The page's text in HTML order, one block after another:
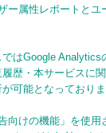
ー属性レポートとユ
はGoogle Analytics
歴・本サービスに
可能となっておりま
向けの機能」を使